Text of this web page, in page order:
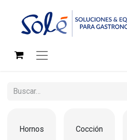
Hornos Cocción